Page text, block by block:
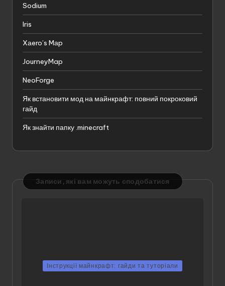
Sodium
Iris
Xаero’s Mаp
JourneyMap
NeoForge
Як встановити мод на майнкрафт: повний покроковий
гайд
Як знайти папку .minecraft
Записи, які вам можуть сподобатися
Інструкції майнкрафт: гайди та туторіали